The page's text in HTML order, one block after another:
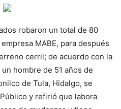
robaron un total de 80
MABE, para después
cerril; de acuerdo con la
hombre de 51 años de
de Tula, Hidalgo, se
y refirió que labora